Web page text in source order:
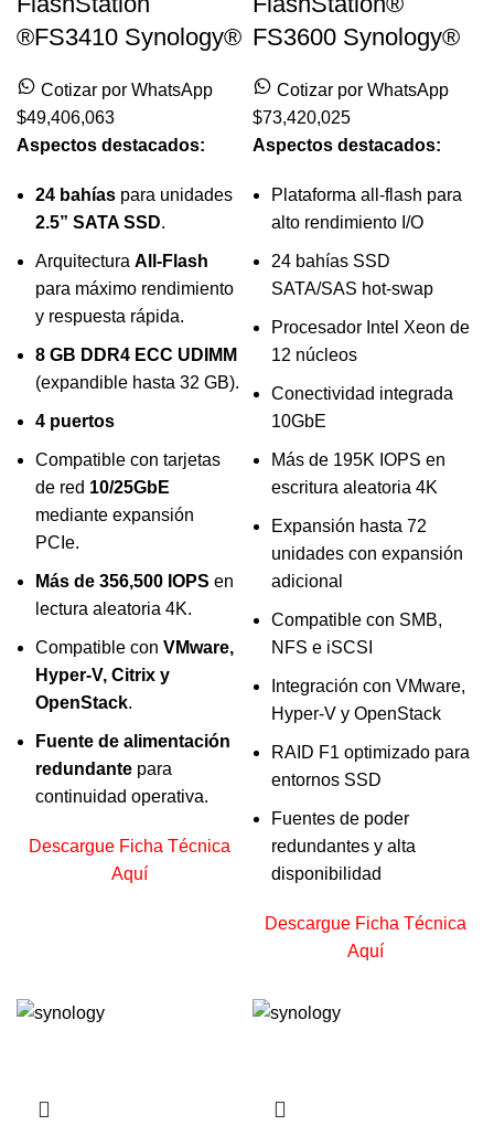
®FS3410 Synology®
Cotizar por WhatsApp
$49,406,063
Aspectos destacados:
24 bahías para unidades
2.5” SATA SSD.
Arquitectura All-Flash
para máximo rendimiento
y respuesta rápida.
8 GB DDR4 ECC UDIMM
(expandible hasta 32 GB).
4 puertos
Compatible con tarjetas
de red 10/25GbE
mediante expansión
PCIe.
Más de 356,500 IOPS en
lectura aleatoria 4K.
Compatible con VMware,
Hyper-V, Citrix y
OpenStack.
Fuente de alimentación
redundante para
continuidad operativa.
Descargue Ficha Técnica
Aquí
FS3600 Synology®
Cotizar por WhatsApp
$73,420,025
Aspectos destacados:
Plataforma all-flash para
alto rendimiento I/O
24 bahías SSD
SATA/SAS hot-swap
Procesador Intel Xeon de
12 núcleos
Conectividad integrada
10GbE
Más de 195K IOPS en
escritura aleatoria 4K
Expansión hasta 72
unidades con expansión
adicional
Compatible con SMB,
NFS e iSCSI
Integración con VMware,
Hyper-V y OpenStack
RAID F1 optimizado para
entornos SSD
Fuentes de poder
redundantes y alta
disponibilidad
Descargue Ficha Técnica
Aquí